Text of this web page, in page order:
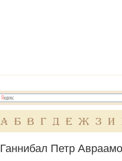
А Б В Г Д Е Ж З И
Ганнибал Петр